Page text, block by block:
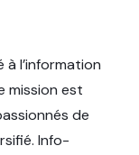
à l’information
mission est
de
Info-